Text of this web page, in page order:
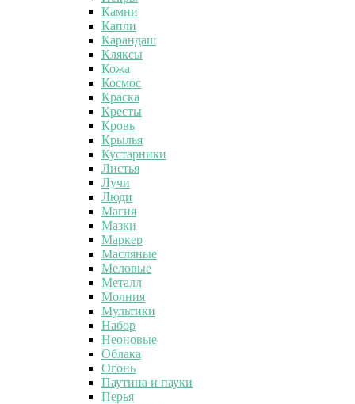
Камни
Капли
Карандаш
Кляксы
Кожа
Космос
Краска
Кресты
Кровь
Крылья
Кустарники
Листья
Лучи
Люди
Магия
Мазки
Маркер
Масляные
Меловые
Металл
Молния
Мультики
Набор
Неоновые
Облака
Огонь
Паутина и пауки
Перья